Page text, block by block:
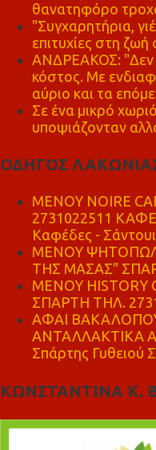
θανατηφόρο
"Συγχαρητήρια,
επιτυχίες στη ζωή
ΑΝΔΡΕΑΚΟΣ: "Δεν
κόστος. Με
αύριο και τα
Σε ένα μικρό
υποψιάζονταν
ΟΔΗΓΟΣ
MENOY NOIRE
2731022511
Καφέδες -
ΜΕΝΟΥ
ΤΗΣ ΜΑΣΑΣ"
ΜΕΝΟΥ HISTORY
ΣΠΑΡΤΗ ΤΗΛ.
ΑΦΑΙ
ΑΝΤΑΛΛΑΚΤΙΚΑ
Σπάρτης Γυθειού
ΚΩΝΣΤΑΝΤΙΝΑ Κ.